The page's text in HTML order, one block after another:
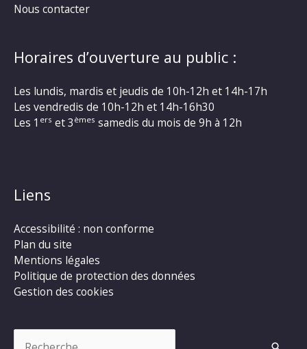
Nous contacter
Horaires d’ouverture au public :
Les lundis, mardis et jeudis de 10h-12h et 14h-17h
Les vendredis de 10h-12h et 14h-16h30
Les 1 ers et 3 èmes samedis du mois de 9h à 12h
Liens
Accessibilité : non conforme
Plan du site
Mentions légales
Politique de protection des données
Gestion des cookies